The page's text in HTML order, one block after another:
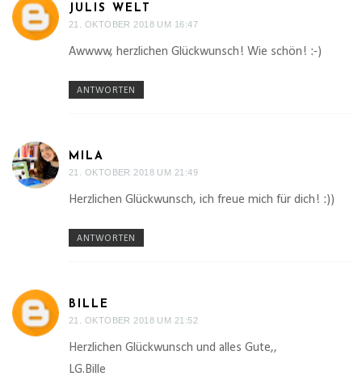
JULIS WELT
21. OKTOBER 2018 UM 16:47
Awwww, herzlichen Glückwunsch! Wie schön! :-)
ANTWORTEN
MILA
21. OKTOBER 2018 UM 21:49
Herzlichen Glückwunsch, ich freue mich für dich! :))
ANTWORTEN
BILLE
21. OKTOBER 2018 UM 21:52
Herzlichen Glückwunsch und alles Gute,,
LG.Bille